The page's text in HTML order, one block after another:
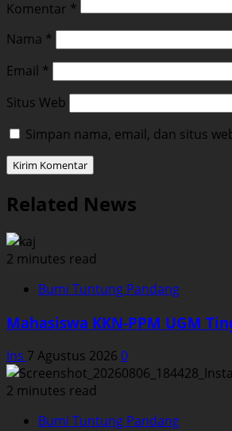
Komentar *
Nama *
Email *
Situs Web
Simpan nama, email, dan situs
Related News
2 minutes read
Bumi Tuntung Pandang
Mahasiswa KKN-PPM UGM
Ins 7 Agustus 2026 0
2 minutes read
Bumi Tuntung Pandang